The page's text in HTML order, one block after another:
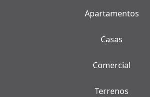
Apartamentos
Casas
Comercial
Terrenos